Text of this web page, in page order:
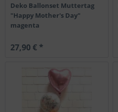
Deko Ballonset Muttertag
"Happy Mother's Day"
magenta
27,90 € *